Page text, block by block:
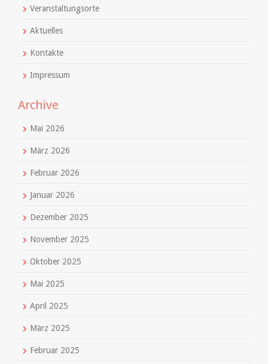
Veranstaltungsorte
Aktuelles
Kontakte
Impressum
Archive
Mai 2026
März 2026
Februar 2026
Januar 2026
Dezember 2025
November 2025
Oktober 2025
Mai 2025
April 2025
März 2025
Februar 2025